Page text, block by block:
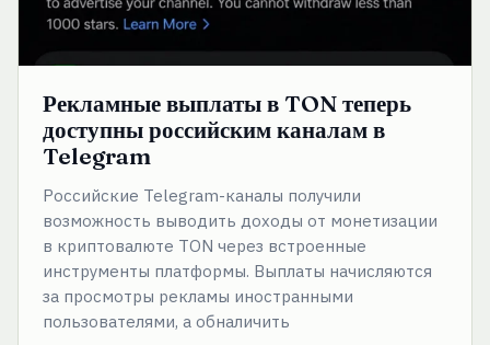
Рекламные выплаты в TON теперь
доступны российским каналам в
Telegram
Российские Telegram-каналы получили
возможность выводить доходы от монетизации
в криптовалюте TON через встроенные
инструменты платформы. Выплаты начисляются
за просмотры рекламы иностранными
пользователями, а обналичить